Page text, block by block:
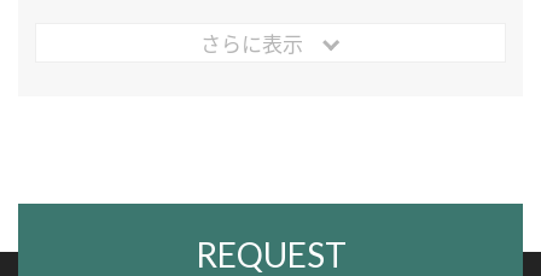
さらに表示
REQUEST